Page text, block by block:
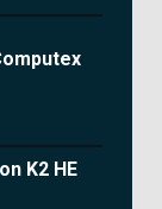
K2 HE